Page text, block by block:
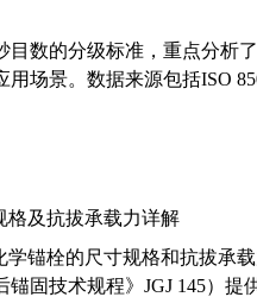
数的分级标准，重点分析
用场景。数据来源包括ISO
格及抗拔承载力详解
学锚栓的尺寸规格和抗拔承
锚固技术规程》JGJ 145）